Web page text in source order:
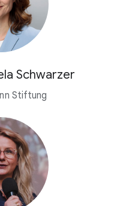
Schwarzer
Stiftung